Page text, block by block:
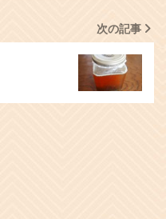
次の記事